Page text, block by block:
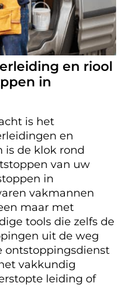
en riool
in
is het
en
is de klok rond
van uw
in
vakmannen
maar met
tools die zelfs de
uit de weg
ontstoppingsdienst
vakkundig
leiding of